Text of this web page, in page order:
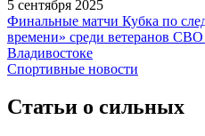
5 сентября 2025
Финальные матчи Кубка по
времени» среди ветеранов СВО
Владивостоке
Спортивные новости
Статьи о сильных